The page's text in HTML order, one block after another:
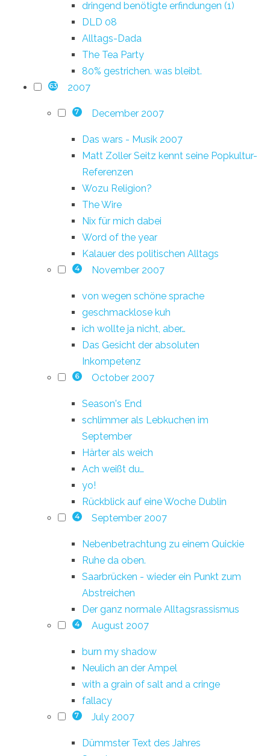
dringend benötigte erfindungen (1)
DLD 08
Alltags-Dada
The Tea Party
80% gestrichen. was bleibt.
63 2007
7 December 2007
Das wars - Musik 2007
Matt Zoller Seitz kennt seine Popkultur-
Referenzen
Wozu Religion?
The Wire
Nix für mich dabei
Word of the year
Kalauer des politischen Alltags
4 November 2007
von wegen schöne sprache
geschmacklose kuh
ich wollte ja nicht, aber…
Das Gesicht der absoluten
Inkompetenz
6 October 2007
Season's End
schlimmer als Lebkuchen im
September
Härter als weich
Ach weißt du…
yo!
Rückblick auf eine Woche Dublin
4 September 2007
Nebenbetrachtung zu einem Quickie
Ruhe da oben.
Saarbrücken - wieder ein Punkt zum
Abstreichen
Der ganz normale Alltagsrassismus
4 August 2007
burn my shadow
Neulich an der Ampel
with a grain of salt and a cringe
fallacy
7 July 2007
Dümmster Text des Jahres